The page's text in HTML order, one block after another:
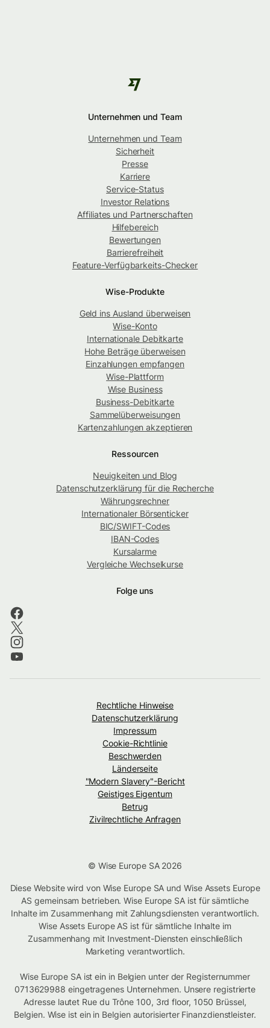
Unternehmen und Team
Unternehmen und Team
Sicherheit
Presse
Karriere
Service-Status
Investor Relations
Affiliates und Partnerschaften
Hilfebereich
Bewertungen
Barrierefreiheit
Feature-Verfügbarkeits-Checker
Wise-Produkte
Geld ins Ausland überweisen
Wise-Konto
Internationale Debitkarte
Hohe Beträge überweisen
Einzahlungen empfangen
Wise-Plattform
Wise Business
Business-Debitkarte
Sammelüberweisungen
Kartenzahlungen akzeptieren
Ressourcen
Neuigkeiten und Blog
Datenschutzerklärung für die Recherche
Währungsrechner
Internationaler Börsenticker
BIC/SWIFT-Codes
IBAN-Codes
Kursalarme
Vergleiche Wechselkurse
Folge uns
Rechtliche Hinweise
Datenschutzerklärung
Impressum
Cookie-Richtlinie
Beschwerden
Länderseite
"Modern Slavery"-Bericht
Geistiges Eigentum
Betrug
Zivilrechtliche Anfragen
© Wise Europe SA 2026
Diese Website wird von Wise Europe SA und Wise Assets Europe
AS gemeinsam betrieben. Wise Europe SA ist für sämtliche
Inhalte im Zusammenhang mit Zahlungsdiensten verantwortlich.
Wise Assets Europe AS ist für sämtliche Inhalte im
Zusammenhang mit Investment-Diensten einschließlich
Marketing verantwortlich.
Wise Europe SA ist ein in Belgien unter der Registernummer
0713629988 eingetragenes Unternehmen. Unsere registrierte
Adresse lautet Rue du Trône 100, 3rd floor, 1050 Brüssel,
Belgien. Wise ist ein in Belgien autorisierter Finanzdienstleister.